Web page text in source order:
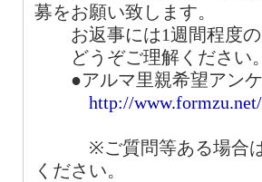
募をお願い致します。
お返事には1週間程度の
どうぞご理解ください
●アルマ里親希望アンケ
http://
※ご質問等ある場合は
ください。